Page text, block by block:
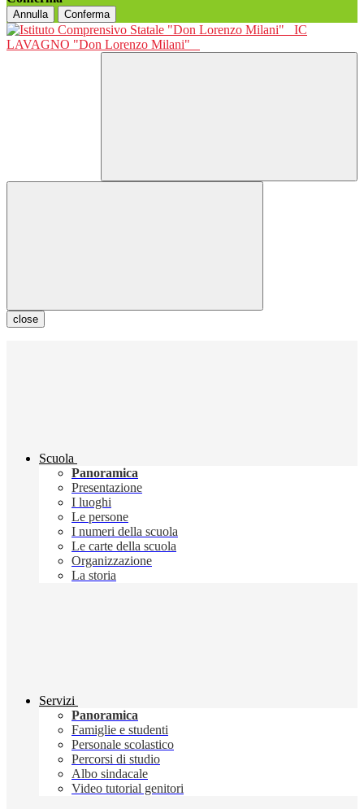
Annulla Conferma
IC
LAVAGNO "Don Lorenzo Milani"
close
Scuola
Panoramica
Presentazione
I luoghi
Le persone
I numeri della scuola
Le carte della scuola
Organizzazione
La storia
Servizi
Panoramica
Famiglie e studenti
Personale scolastico
Percorsi di studio
Albo sindacale
Video tutorial genitori